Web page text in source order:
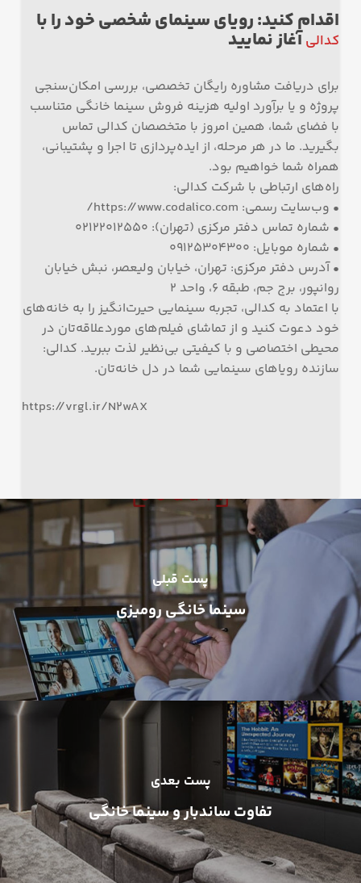
اقدام کنید: رویای سینمای شخصی خود را با
کدالیآغاز نمایید
برای دریافت مشاوره رایگان تخصصی، بررسی امکان‌سنجی
پروژه و یا برآورد اولیه هزینه فروش سینما خانگی متناسب
با فضای شما، همین امروز با متخصصان کدالی تماس
بگیرید. ما در هر مرحله، از ایده‌پردازی تا اجرا و پشتیبانی،
همراه شما خواهیم بود.
راه‌های ارتباطی با شرکت کدالی:
• وب‌سایت رسمی: https://www.codalico.com/
• شماره تماس دفتر مرکزی (تهران): ۰۲۱۲۲۰۱۲۵۵۰
• شماره موبایل: ۰۹۱۲۵۳۰۴۳۰۰
• آدرس دفتر مرکزی: تهران، خیابان ولیعصر، نبش خیابان
روانپور، برج جم، طبقه ۶، واحد ۲
با اعتماد به کدالی، تجربه سینمایی حیرت‌انگیز را به خانه‌های
خود دعوت کنید و از تماشای فیلم‌های موردعلاقه‌تان در
محیطی اختصاصی و با کیفیتی بی‌نظیر لذت ببرید. کدالی:
سازنده رویاهای سینمایی شما در دل خانه‌تان.
https://vrgl.ir/N2wAX
پست قبلی
سینما خانگی رومیزی
پست بعدی
تفاوت ساندبار و سینما خانگی